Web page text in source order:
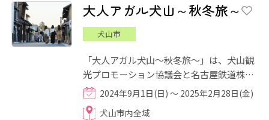
大人アガル犬山～秋冬旅～
犬山市
「大人アガル犬山～秋冬旅～」は、犬山観
光プロモーション協議会と名古屋鉄道株式
会社が、年間を通じて犬山に今も残る"本
物"の価値を改めて発信し...
2024年9月1日(日) ～ 2025年2月28日(金)
犬山市内全域